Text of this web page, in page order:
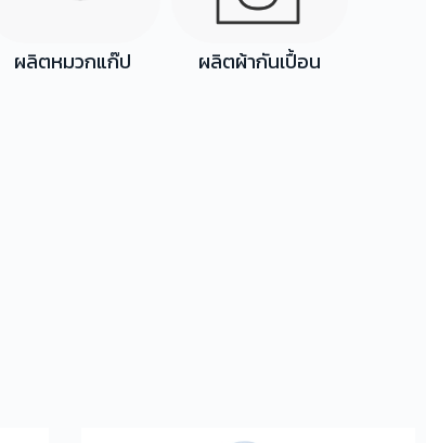
ผลิตหมวกแก๊ป ผลิตผ้ากันเปื้อน